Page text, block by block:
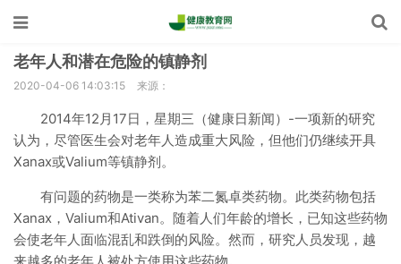
老年人和潜在危险的镇静剂
2020-04-06 14:03:15 来源：
2014年12月17日，星期三（健康日新闻）-一项新的研究
认为，尽管医生会对老年人造成重大风险，但他们仍继续开具
Xanax或Valium等镇静剂。
有问题的药物是一类称为苯二氮卓类药物。此类药物包括
Xanax，Valium和Ativan。随着人们年龄的增长，已知这些药物
会使老年人面临混乱和跌倒的风险。然而，研究人员发现，越